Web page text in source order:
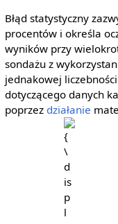
Błąd statystyczny
procentów i określa
wyników przy
sondażu z
jednakowej
dotyczącego danych
poprzez działanie
n}